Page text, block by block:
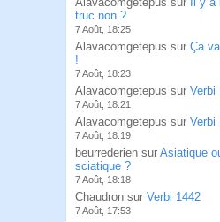
truc non ?
7 Août, 18:25
Alavacomgetepus sur Ça
!
7 Août, 18:23
Alavacomgetepus sur Verbi
7 Août, 18:21
Alavacomgetepus sur Verbi
7 Août, 18:19
beurrederien sur Asiatique
sciatique ?
7 Août, 18:18
Chaudron sur Verbi 1442
7 Août, 17:53